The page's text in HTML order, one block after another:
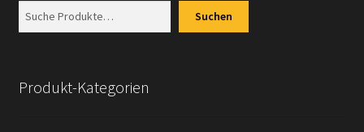
Suchen
Produkt-Kategorien